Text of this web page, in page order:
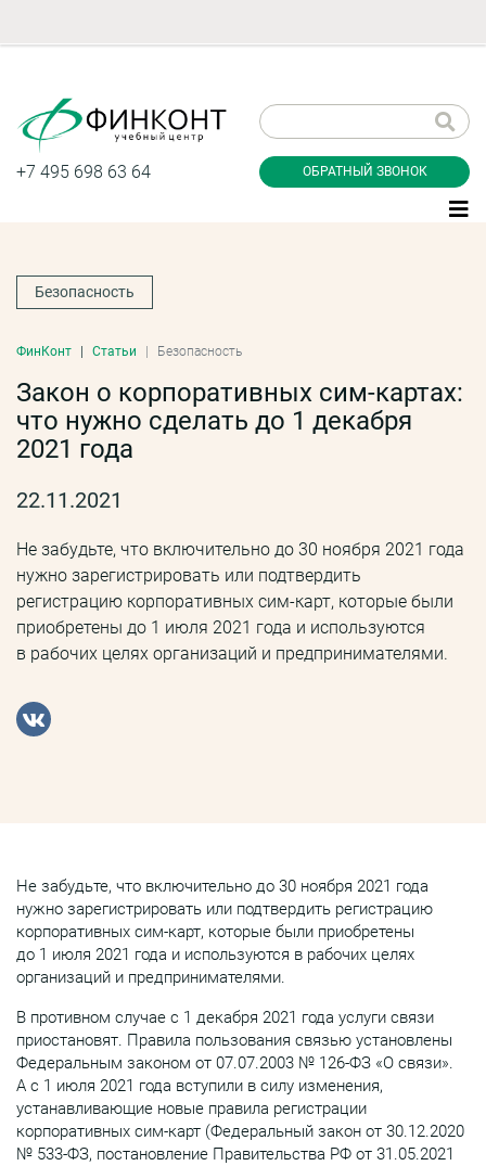
+7 495 698 63 64 ОБРАТНЫЙ ЗВОНОК
Безопасность
ФинКонт Статьи Безопасность
Закон о корпоративных сим-картах:
что нужно сделать до 1 декабря
2021 года
22.11.2021
Не забудьте, что включительно до 30 ноября 2021 года
нужно зарегистрировать или подтвердить
регистрацию корпоративных сим-карт, которые были
приобретены до 1 июля 2021 года и используются
в рабочих целях организаций и предпринимателями.
Не забудьте, что включительно до 30 ноября 2021 года
нужно зарегистрировать или подтвердить регистрацию
корпоративных сим-карт, которые были приобретены
до 1 июля 2021 года и используются в рабочих целях
организаций и предпринимателями.
В противном случае с 1 декабря 2021 года услуги связи
приостановят. Правила пользования связью установлены
Федеральным законом от 07.07.2003 № 126-ФЗ «О связи».
А с 1 июля 2021 года вступили в силу изменения,
устанавливающие новые правила регистрации
корпоративных сим-карт (Федеральный закон от 30.12.2020
№ 533-ФЗ, постановление Правительства РФ от 31.05.2021
звонок
Даю согласие на обработку персональных
конфиденциальности
Заказать